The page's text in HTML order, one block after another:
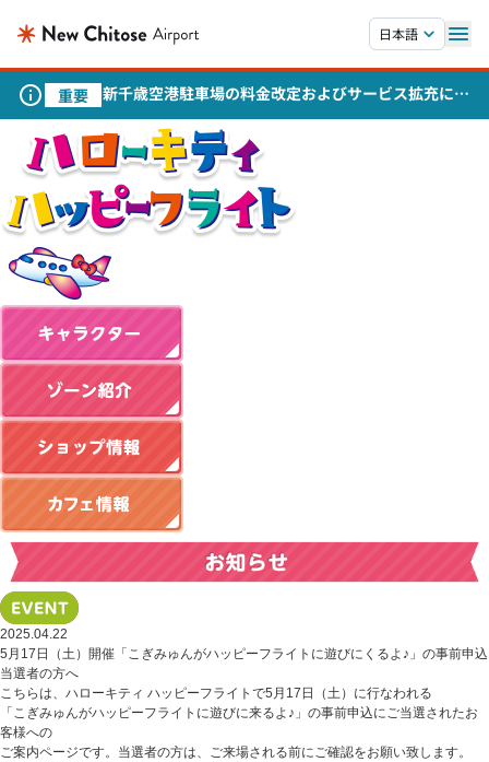
日本語
重要
新千歳空港駐車場の料金改定およびサービス拡充につ
いて
2025.04.22
5月17日（土）開催「こぎみゅんがハッピーフライトに遊びにくるよ♪」の事前申込
当選者の方へ
こちらは、ハローキティ ハッピーフライトで5月17日（土）に行なわれる
「こぎみゅんがハッピーフライトに遊びに来るよ♪」の事前申込にご当選されたお
客様への
ご案内ページです。当選者の方は、ご来場される前にご確認をお願い致します。